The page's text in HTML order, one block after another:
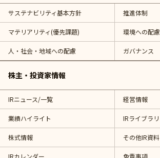
サステナビリティ基本方針 推進体制
マテリアリティ(優先課題) 環境への配慮
人・社会・地域への配慮 ガバナンス
株主・投資家情報
IRニュース/一覧 経営情報
業績ハイライト IRライブラリ
株式情報 その他IR資料